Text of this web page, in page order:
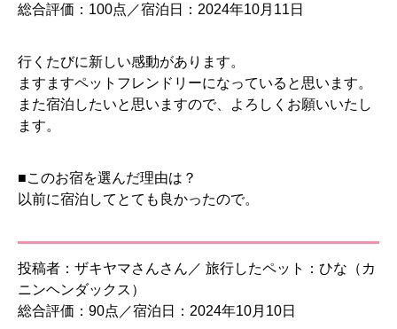
総合評価：100点／宿泊日：2024年10月11日
行くたびに新しい感動があります。
ますますペットフレンドリーになっていると思います。
また宿泊したいと思いますので、よろしくお願いいたし
ます。
■このお宿を選んだ理由は？
以前に宿泊してとても良かったので。
投稿者：ザキヤマさんさん／ 旅行したペット：ひな（カ
ニンヘンダックス）
総合評価：90点／宿泊日：2024年10月10日